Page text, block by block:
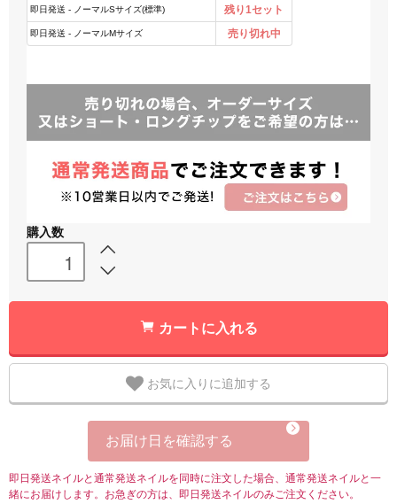
購入数
カートに入れる
お気に入りに追加する
お届け日を確認する
即日発送ネイルと通常発送ネイルを同時に注文した場合、通常発送ネイルと一
緒にお届けします。お急ぎの方は、即日発送ネイルのみご注文ください。